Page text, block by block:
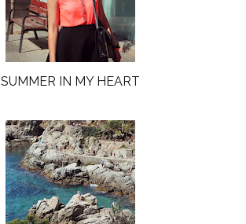
SUMMER IN MY HEART